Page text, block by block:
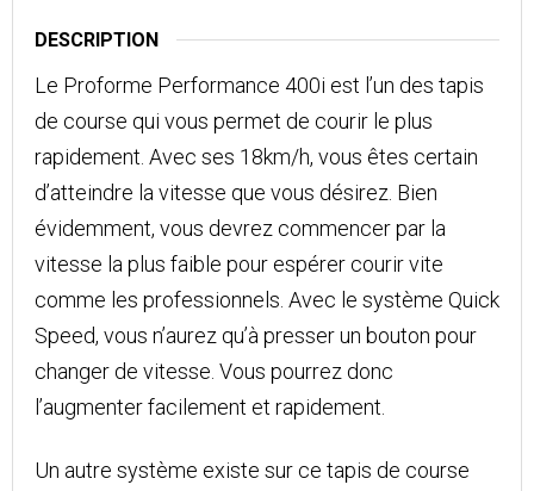
DESCRIPTION
Le Proforme Performance 400i est l’un des tapis
de course qui vous permet de courir le plus
rapidement. Avec ses 18km/h, vous êtes certain
d’atteindre la vitesse que vous désirez. Bien
évidemment, vous devrez commencer par la
vitesse la plus faible pour espérer courir vite
comme les professionnels. Avec le système Quick
Speed, vous n’aurez qu’à presser un bouton pour
changer de vitesse. Vous pourrez donc
l’augmenter facilement et rapidement.
Un autre système existe sur ce tapis de course